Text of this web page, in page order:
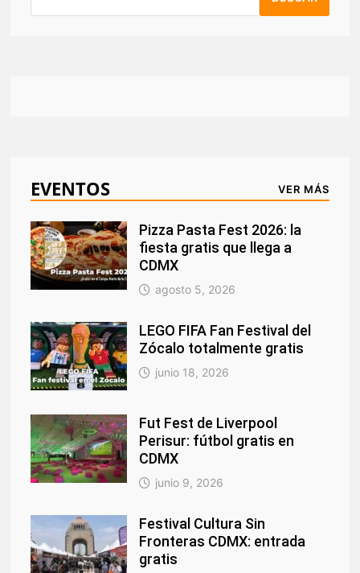
EVENTOS VER MÁS
Pizza Pasta Fest 2026: la
fiesta gratis que llega a
CDMX
agosto 5, 2026
LEGO FIFA Fan Festival del
Zócalo totalmente gratis
junio 18, 2026
Fut Fest de Liverpool
Perisur: fútbol gratis en
CDMX
junio 9, 2026
Festival Cultura Sin
Fronteras CDMX: entrada
gratis